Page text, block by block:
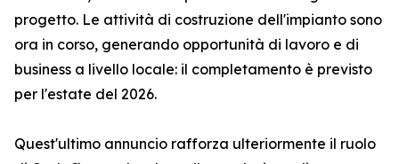
progetto. Le attività di costruzione dell'impianto sono
ora in corso, generando opportunità di lavoro e di
business a livello locale: il completamento è previsto
per l'estate del 2026.
Quest'ultimo annuncio rafforza ulteriormente il ruolo